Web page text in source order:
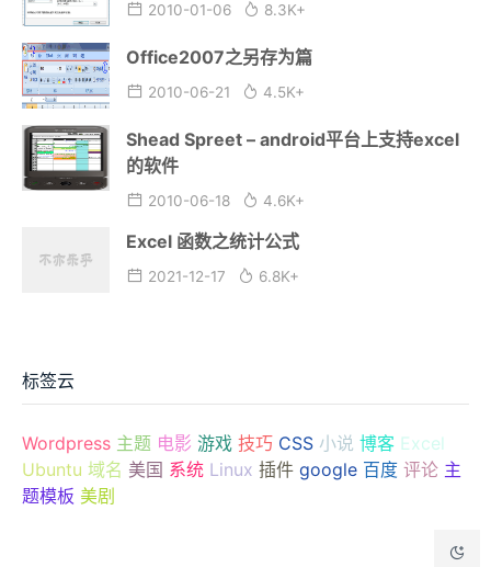
2010-01-06 8.3K+
Office2007之另存为篇
2010-06-21 4.5K+
Shead Spreet – android平台上支持excel
的软件
2010-06-18 4.6K+
Excel 函数之统计公式
2021-12-17 6.8K+
标签云
Wordpress 主题 电影 游戏 技巧 CSS 小说 博客 Excel
Ubuntu 域名 美国 系统 Linux 插件 google 百度 评论 主
题模板 美剧